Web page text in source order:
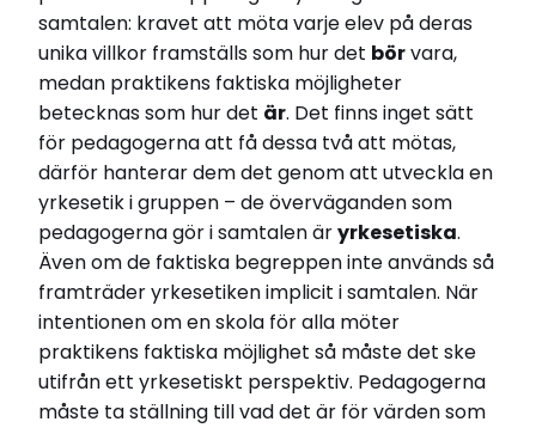
samtalen: kravet att möta varje elev på deras
unika villkor framställs som hur det börvara,
medan praktikens faktiska möjligheter
betecknas som hur det är. Det finns inget sätt
för pedagogerna att få dessa två att mötas,
därför hanterar dem det genom att utveckla en
yrkesetik i gruppen – de överväganden som
pedagogerna gör i samtalen äryrkesetiska.
Även om de faktiska begreppen inte används så
framträder yrkesetiken implicit i samtalen. När
intentionen om en skola för alla möter
praktikens faktiska möjlighet så måste det ske
utifrån ett yrkesetiskt perspektiv. Pedagogerna
måste ta ställning till vad det är för värden som